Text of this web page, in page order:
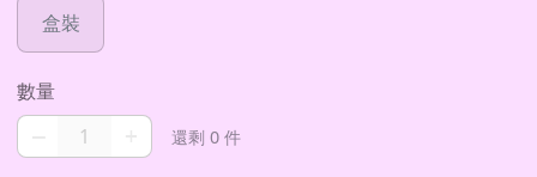
盒裝
數量
還剩 0 件